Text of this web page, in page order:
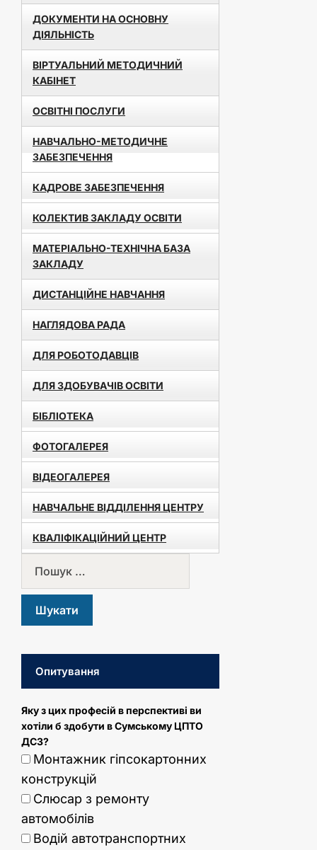
ДОКУМЕНТИ НА ОСНОВНУ
ДІЯЛЬНІСТЬ
ВІРТУАЛЬНИЙ МЕТОДИЧНИЙ
КАБІНЕТ
ОСВІТНІ ПОСЛУГИ
НАВЧАЛЬНО-МЕТОДИЧНЕ
ЗАБЕЗПЕЧЕННЯ
КАДРОВЕ ЗАБЕЗПЕЧЕННЯ
КОЛЕКТИВ ЗАКЛАДУ ОСВІТИ
МАТЕРІАЛЬНО-ТЕХНІЧНА БАЗА
ЗАКЛАДУ
ДИСТАНЦІЙНЕ НАВЧАННЯ
НАГЛЯДОВА РАДА
ДЛЯ РОБОТОДАВЦІВ
ДЛЯ ЗДОБУВАЧІВ ОСВІТИ
БІБЛІОТЕКА
ФОТОГАЛЕРЕЯ
ВІДЕОГАЛЕРЕЯ
НАВЧАЛЬНЕ ВІДДІЛЕННЯ ЦЕНТРУ
КВАЛІФІКАЦІЙНИЙ ЦЕНТР
Опитування
Яку з цих професій в перспективі ви
хотіли б здобути в Сумському ЦПТО
ДСЗ?
Монтажник гіпсокартонних
конструкцій
Слюсар з ремонту
автомобілів
Водій автотранспортних